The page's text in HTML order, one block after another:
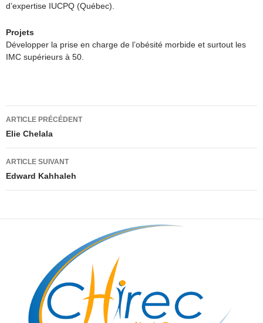
d’expertise IUCPQ (Québec).
Projets
Développer la prise en charge de l’obésité morbide et surtout les
IMC supérieurs à 50.
Navigation
des
articles
ARTICLE PRÉCÉDENT
Elie Chelala
ARTICLE SUIVANT
Edward Kahhaleh